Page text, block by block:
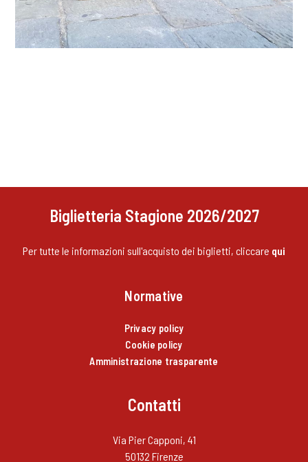
Biglietteria Stagione 2026/2027
Per tutte le informazioni sull'acquisto dei biglietti, cliccare qui
Normative
Privacy policy
Cookie policy
Amministrazione trasparente
Contatti
Via Pier Capponi, 41
50132 Firenze